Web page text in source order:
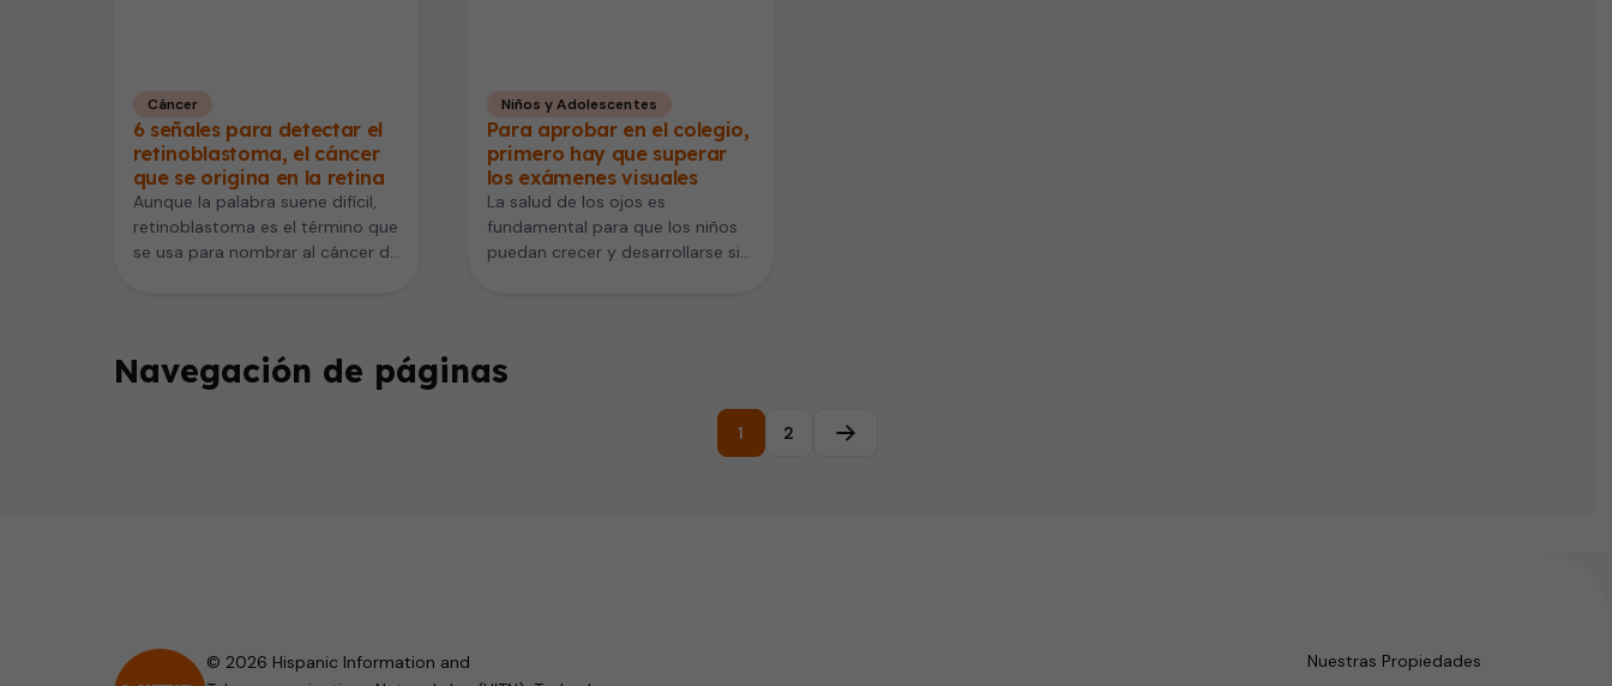
Cáncer
6 señales para detectar el
retinoblastoma, el cáncer
que se origina en la retina
Aunque la palabra suene difícil,
retinoblastoma es el término que
se usa para nombrar al cáncer de
Niños y Adolescentes
Para aprobar en el colegio,
primero hay que superar
los exámenes visuales
La salud de los ojos es
fundamental para que los niños
puedan crecer y desarrollarse sin
Navegación de páginas
1 2 Página siguiente
© 2026 Hispanic Information and
Nuestras Propiedades